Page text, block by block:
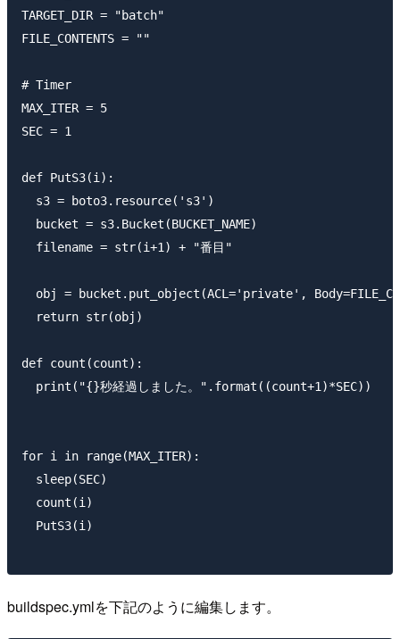
TARGET_DIR = "batch"
FILE_CONTENTS = ""
# Timer
MAX_ITER = 5
SEC = 1
def PutS3(i):
  s3 = boto3.resource('s3')
  bucket = s3.Bucket(BUCKET_NAME)
  filename = str(i+1) + "番目"
obj = bucket.put_object(ACL='private',
  return str(obj)
def count(count):
  print("{}秒経過しました。".format((count+1)*SEC))
for i in range(MAX_ITER):
  sleep(SEC)
  count(i)
  PutS3(i)
buildspec.ymlを下記のように編集します。